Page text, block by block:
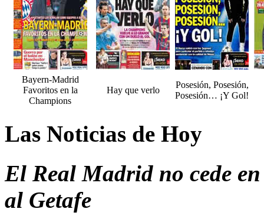
Bayern-Madrid
Favoritos en la
Champions
Hay que verlo
Posesión, Posesión,
Posesión… ¡Y Gol!
Las Noticias de Hoy
El Real Madrid no cede
al Getafe